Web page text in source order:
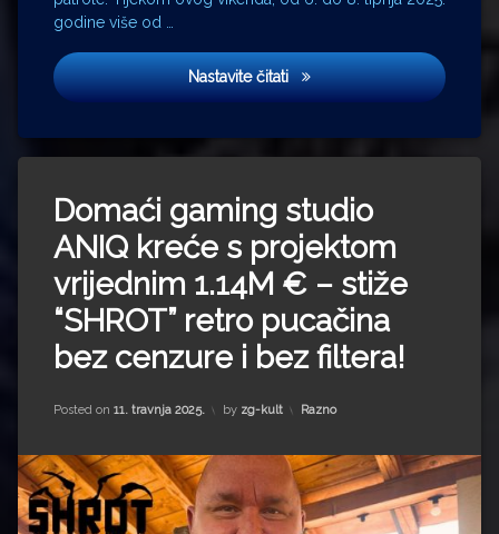
godine više od …
Nastavite čitatiMeđunarodna dječja
Domaći gaming studio
ANIQ kreće s projektom
vrijednim 1.14M € – stiže
“SHROT” retro pucačina
bez cenzure i bez filtera!
Posted on 11. travnja 2025.
Updated on 16. travnja 2025.
by zg-kult Kategorije:
Razno